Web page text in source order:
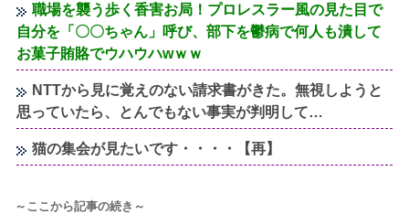
職場を襲う歩く香害お局！プロレスラー風の見た目で
自分を「〇〇ちゃん」呼び、部下を鬱病で何人も潰して
お菓子賄賂でウハウハwｗｗ
NTTから見に覚えのない請求書がきた。無視しようと
思っていたら、とんでもない事実が判明して…
猫の集会が見たいです・・・・【再】
～ここから記事の続き～